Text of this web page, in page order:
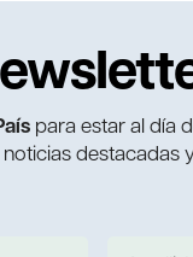
para estar al día
destacadas